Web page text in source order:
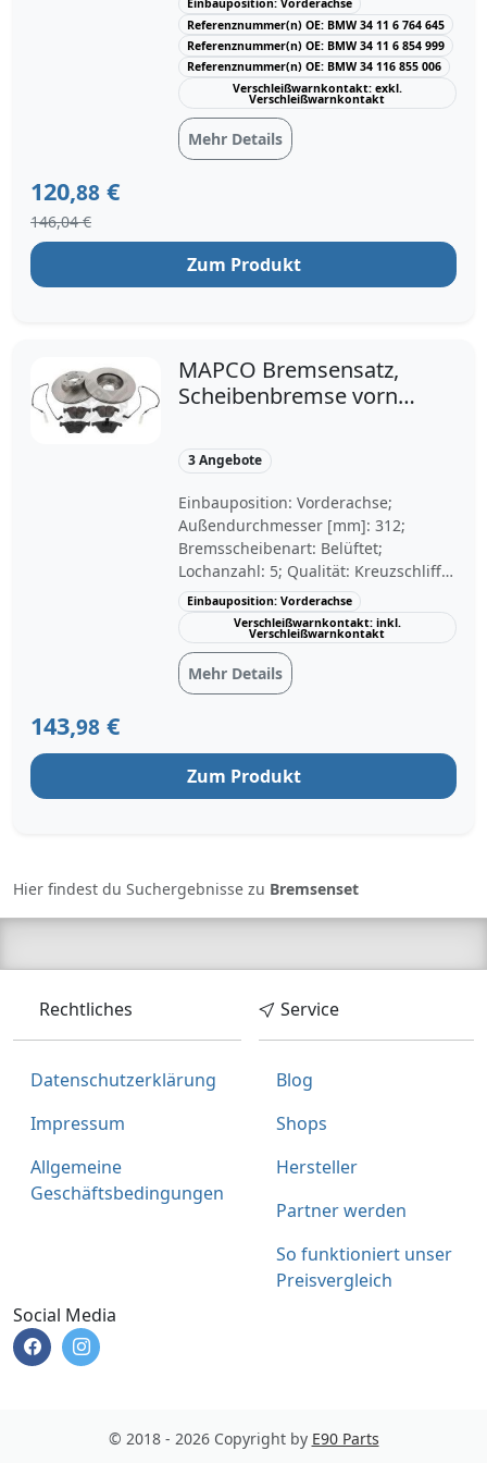
Lochanzahl: 5; Oberfläche:
beschichtet; Bearbeitung:
hochgekohlt; Ergänzungsartikel /
Ergänzende Info 2: mit Anti-Quietsch-
Blech; Verschleißwarnkontakt: exkl.
Verschleißwarnkontakt; Bremssystem:
ATE; Baujahr ab: 03/2010, 03/2007,
Einbauposition: Vorderachse
Referenznummer(n) OE: BMW 34 11 6 764 645
Referenznummer(n) OE: BMW 34 11 6 854 999
Referenznummer(n) OE: BMW 34 116 855 006
Verschleißwarnkontakt: exkl.
Verschleißwarnkontakt
Mehr Details
120,88 €
146,04 €
Zum Produkt
MAPCO Bremsensatz,
Scheibenbremse vorne
312mm für BMW
34116774875
34116855006 47763
3 Angebote
Einbauposition: Vorderachse;
Außendurchmesser [mm]: 312;
Bremsscheibenart: Belüftet;
Lochanzahl: 5; Qualität: Kreuzschliff;
Bremssystem: ATE;
Verschleißwarnkontakt: inkl.
Verschleißwarnkontakt;
Bremsscheibendicke: 24; Fahrwerk:
für Fahrzeuge ohne M-Technik
Einbauposition: Vorderachse
Verschleißwarnkontakt: inkl.
Verschleißwarnkontakt
Mehr Details
143,98 €
Zum Produkt
Hier findest du Suchergebnisse zu Bremsenset
Rechtliches
Datenschutzerklärung
Impressum
Allgemeine
Geschäftsbedingungen
Service
Blog
Shops
Hersteller
Partner werden
So funktioniert unser
Preisvergleich
Social Media
© 2018 - 2026 Copyright by E90 Parts